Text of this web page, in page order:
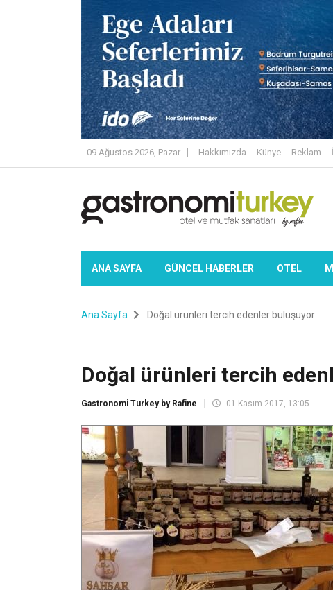
09 Ağustos 2026, Pazar Hakkımızda Künye Reklam
ANA SAYFA GÜNCEL HABERLER OTEL
Ana Sayfa Doğal ürünleri tercih edenler buluşuyor
Doğal ürünleri tercih
Gastronomi Turkey by Rafine 01 Kasım 2017, 13:05